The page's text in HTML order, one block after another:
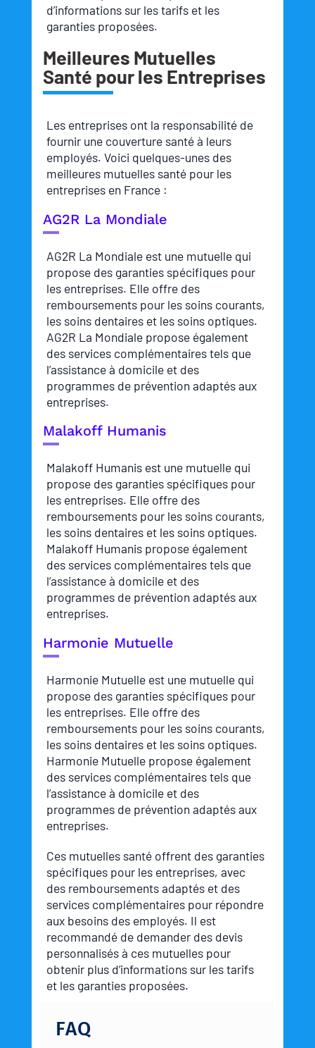
d’informations sur les tarifs et les
garanties proposées.
Meilleures Mutuelles
Santé pour les Entreprises
Les entreprises ont la responsabilité de
fournir une couverture santé à leurs
employés. Voici quelques-unes des
meilleures mutuelles santé pour les
entreprises en France :
AG2R La Mondiale
AG2R La Mondiale est une mutuelle qui
propose des garanties spécifiques pour
les entreprises. Elle offre des
remboursements pour les soins courants,
les soins dentaires et les soins optiques.
AG2R La Mondiale propose également
des services complémentaires tels que
l’assistance à domicile et des
programmes de prévention adaptés aux
entreprises.
Malakoff Humanis
Malakoff Humanis est une mutuelle qui
propose des garanties spécifiques pour
les entreprises. Elle offre des
remboursements pour les soins courants,
les soins dentaires et les soins optiques.
Malakoff Humanis propose également
des services complémentaires tels que
l’assistance à domicile et des
programmes de prévention adaptés aux
entreprises.
Harmonie Mutuelle
Harmonie Mutuelle est une mutuelle qui
propose des garanties spécifiques pour
les entreprises. Elle offre des
remboursements pour les soins courants,
les soins dentaires et les soins optiques.
Harmonie Mutuelle propose également
des services complémentaires tels que
l’assistance à domicile et des
programmes de prévention adaptés aux
entreprises.
Ces mutuelles santé offrent des garanties
spécifiques pour les entreprises, avec
des remboursements adaptés et des
services complémentaires pour répondre
aux besoins des employés. Il est
recommandé de demander des devis
personnalisés à ces mutuelles pour
obtenir plus d’informations sur les tarifs
et les garanties proposées.
FAQ